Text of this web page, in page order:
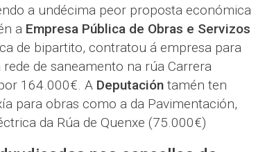
a undécima peor proposta económica
aEmpresa Pública de Obras e Servizos
de bipartito, contratou á empresa para
de saneamento na rúa Carrera
164.000€. A Deputacióntamén ten
para obras como a da Pavimentación,
da Rúa de Quenxe (75.000€)